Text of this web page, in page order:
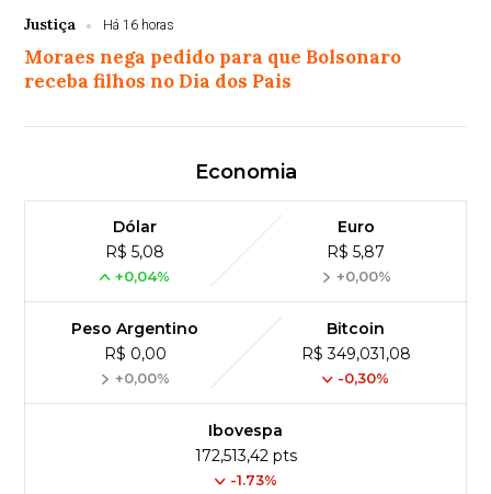
Justiça Há 16 horas
Moraes nega pedido para que Bolsonaro
receba filhos no Dia dos Pais
Economia
Dólar
R$ 5,08
+0,04%
Euro
R$ 5,87
+0,00%
Peso Argentino
R$ 0,00
+0,00%
Bitcoin
R$ 349,031,08
-0,30%
Ibovespa
172,513,42 pts
-1.73%